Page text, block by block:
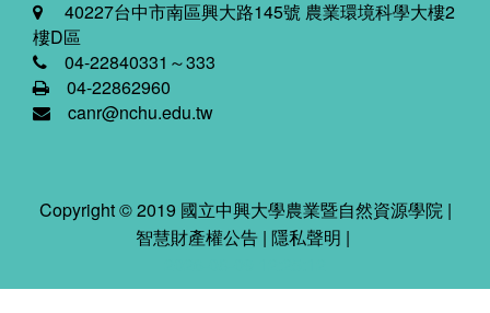
40227台中市南區興大路145號 農業環境科學大樓2
樓D區
04-22840331～333
04-22862960
canr@nchu.edu.tw
Copyright © 2019 國立中興大學農業暨自然資源學院 |
智慧財產權公告 | 隱私聲明 |